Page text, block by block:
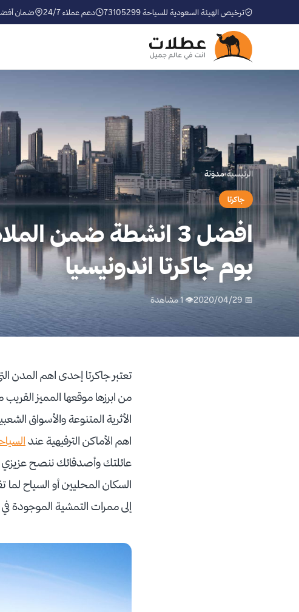
ترخيص الهيئة السعودية للسياحة 73105299 دعم عملاء 24/7 ضمان
الرئيسية›مدوّنة
جاكرتا
افضل 3 انشطة ضمن
بوم جاكرتا اندونيسيا
📅 2020/04/29 👁 1 مشاهدة
تعتبر جاكرتا إحدى اهم المدن
من ابرزها موقعها المميز
الأثرية المتنوعة والأسواق
اهم الأماكن الترفيهية عند
عائلتك وأصدقائك ننصح عزيزي
السكان المحليين أو السياح
إلى ممرات التمشية الموجودة في